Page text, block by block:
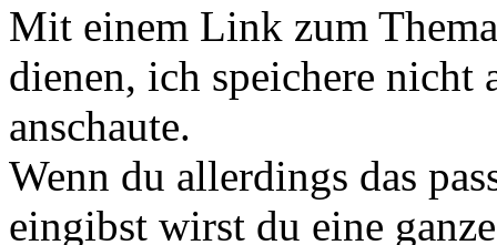
Mit einem Link zum
dienen, ich speichere nicht
anschaute.
Wenn du allerdings das
eingibst wirst du eine